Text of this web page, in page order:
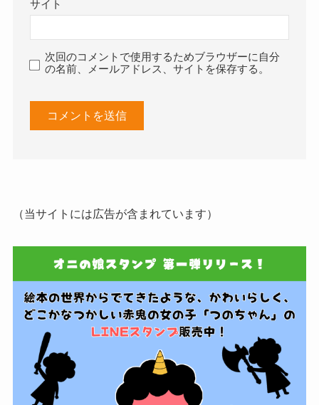
サイト
次回のコメントで使用するためブラウザーに自分
の名前、メールアドレス、サイトを保存する。
（当サイトには広告が含まれています）